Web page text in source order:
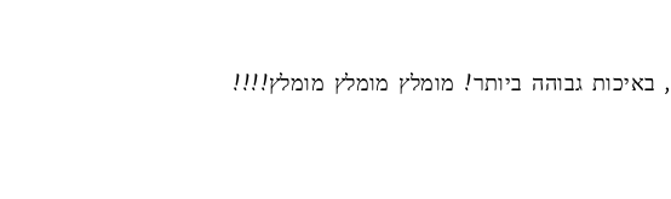
גבוהה ביותר! מומלץ מומלץ מומלץ!!!!